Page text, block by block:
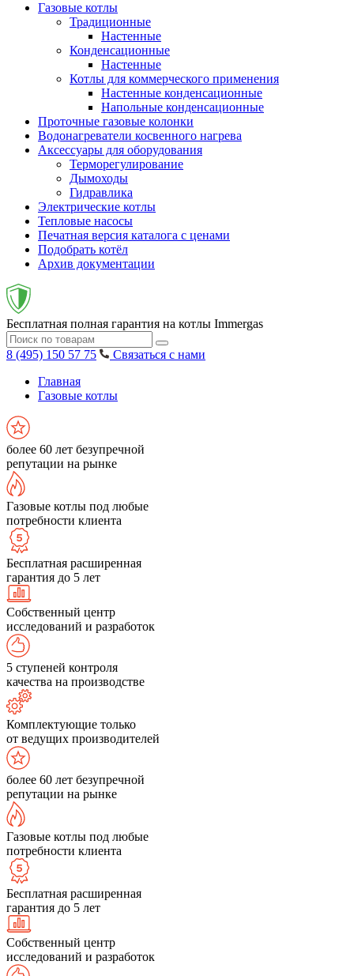
Газовые котлы
Традиционные
Настенные
Конденсационные
Настенные
Котлы для коммерческого применения
Настенные конденсационные
Напольные конденсационные
Проточные газовые колонки
Водонагреватели косвенного нагрева
Аксессуары для оборудования
Терморегулирование
Дымоходы
Гидравлика
Электрические котлы
Тепловые насосы
Печатная версия каталога с ценами
Подобрать котёл
Архив документации
Бесплатная полная гарантия на котлы Immergas
8 (495) 150 57 75
Связаться с нами
Главная
Газовые котлы
более 60 лет безупречной
репутации на рынке
Газовые котлы под любые
потребности клиента
Бесплатная расширенная
гарантия до 5 лет
Собственный центр
исследований и разработок
5 ступеней контроля
качества на производстве
Комплектующие только
от ведущих производителей
более 60 лет безупречной
репутации на рынке
Газовые котлы под любые
потребности клиента
Бесплатная расширенная
гарантия до 5 лет
Собственный центр
исследований и разработок